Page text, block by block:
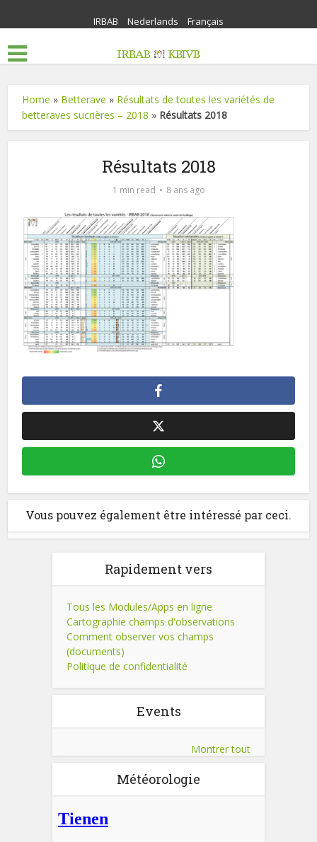
IRBAB Nederlands Français
Home » Betterave » Résultats de toutes les variétés de
betteraves sucrières – 2018 » Résultats 2018
Résultats 2018
1 min read 8 ans ago
Vous pouvez également être intéressé par ceci.
Rapidement vers
Tous les Modules/Apps en ligne
Cartographie champs d'observations
Comment observer vos champs
(documents)
Politique de confidentialité
Events
Montrer tout
Météorologie